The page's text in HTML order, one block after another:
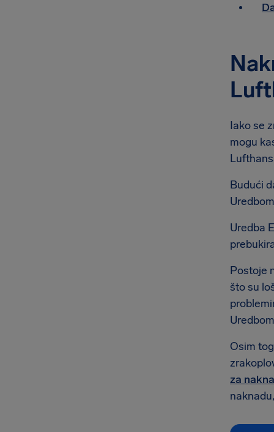
Iako se
mogu
Budući
Uredba
Postoje
što su
Osim
za